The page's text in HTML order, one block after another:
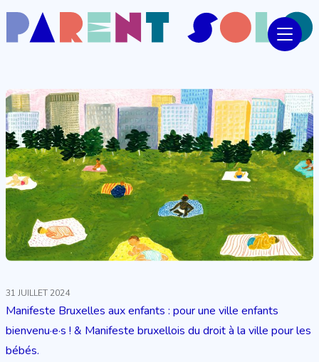
31 JUILLET 2024
Manifeste Bruxelles aux enfants : pour une ville enfants
bienvenu·e·s ! & Manifeste bruxellois du droit à la ville pour les
bébés.